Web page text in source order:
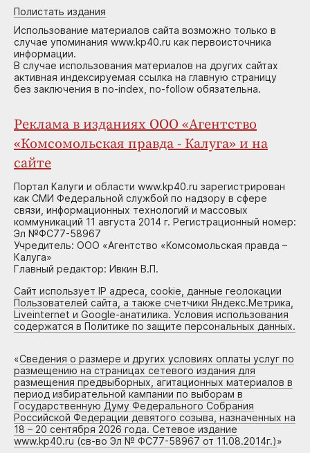
Полистать издания
Использование материалов сайта возможно только в
случае упоминания www.kp40.ru как первоисточника
информации.
В случае использования материалов на других сайтах
активная индексируемая ссылка на главную страницу
без заключения в no-index, no-follow обязательна.
Реклама в изданиях ООО «Агентство
«Комсомольская правда - Калуга» и на
сайте
Портал Калуги и области www.kp40.ru зарегистрирован
как СМИ Федеральной службой по надзору в сфере
связи, информационных технологий и массовых
коммуникаций 11 августа 2014 г. Регистрационный номер:
Эл №ФС77-58967
Учредитель: ООО «Агентство «Комсомольская правда –
Калуга»
Главный редактор: Ивкин В.П.
Сайт использует IP адреса, cookie, данные геолокации
Пользователей сайта, а также счетчики Яндекс.Метрика,
Liveinternet и Google-анатилика. Условия использования
содержатся в Политике по защите персональных данных.
«Сведения о размере и других условиях оплаты услуг по
размещению на страницах сетевого издания для
размещения предвыборных, агитационных материалов в
период избирательной кампании по выборам в
Государственную Думу Федерального Собрания
Российской Федерации девятого созыва, назначенных на
18 – 20 сентября 2026 года. Сетевое издание
www.kp40.ru (св-во Эл № ФС77-58967 от 11.08.2014г.)»